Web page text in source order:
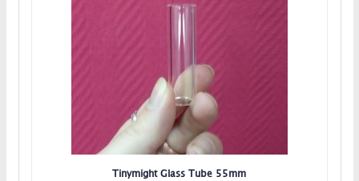
Tinymight Glass Tube 55mm